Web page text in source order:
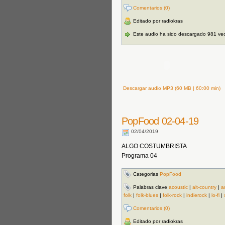
Comentarios (0)
Editado por radiokras
Este audio ha sido descargado 981
Descargar audio MP3 (60 MB | 60:00 min)
PopFood 02-04-19
02/04/2019
ALGO COSTUMBRISTA
Programa 04
Categorias PopFood
Palabras clave acoustic | alt-country |
folk | folk-blues | folk-rock | indierock | lo-fi |
Comentarios (0)
Editado por radiokras